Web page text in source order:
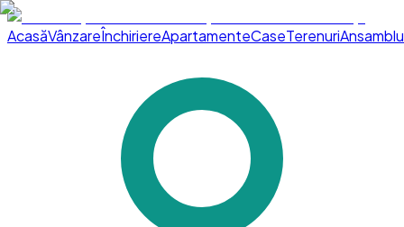
AcasăVânzareÎnchiriereApartamenteCaseTerenuri